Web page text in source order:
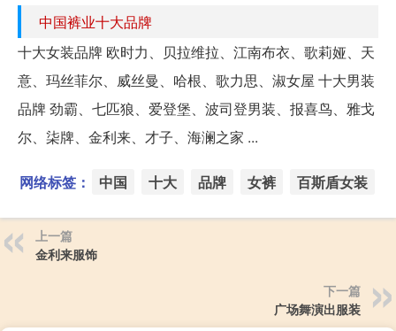
中国裤业十大品牌
十大女装品牌 欧时力、贝拉维拉、江南布衣、歌莉娅、天
意、玛丝菲尔、威丝曼、哈根、歌力思、淑女屋 十大男装
品牌 劲霸、七匹狼、爱登堡、波司登男装、报喜鸟、雅戈
尔、柒牌、金利来、才子、海澜之家 ...
网络标签： 中国 十大 品牌 女裤 百斯盾女装
上一篇
金利来服饰
下一篇
广场舞演出服装